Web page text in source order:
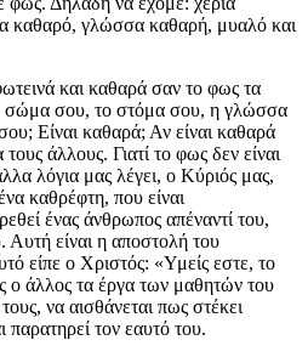
καθαρό, γλώσσα καθαρή, μυαλό και
και καθαρά σαν το φως τα
σώμα σου, το στόμα σου, η γλώσσα
Είναι καθαρά; Αν είναι καθαρά
άλλους. Γιατί το φως δεν είναι
λόγια μας λέγει, ο Κύριός μας,
καθρέφτη, που είναι
ένας άνθρωπος απέναντί του,
είναι η αποστολή του
είπε ο Χριστός: «Υμείς εστε, το
άλλος τα έργα των μαθητών του
να αισθάνεται πως στέκει
παρατηρεί τον εαυτό του.